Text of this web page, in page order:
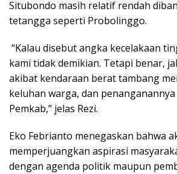
Situbondo masih relatif rendah
tetangga seperti Probolinggo.
“Kalau disebut angka kecelakaan
kami tidak demikian. Tetapi benar,
akibat kendaraan berat tambang
keluhan warga, dan
Pemkab,” jelas Rezi.
Eko Febrianto menegaskan bahwa
memperjuangkan aspirasi
dengan agenda politik maupun